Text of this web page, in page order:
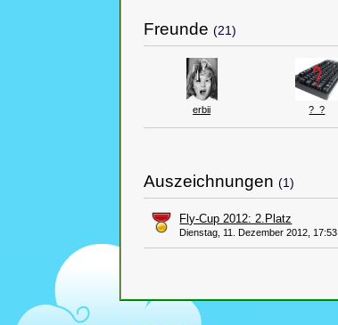
Freunde (21)
erbii ?_?
Auszeichnungen (1)
Fly-Cup 2012: 2.Platz
Dienstag, 11. Dezember 2012, 17:53